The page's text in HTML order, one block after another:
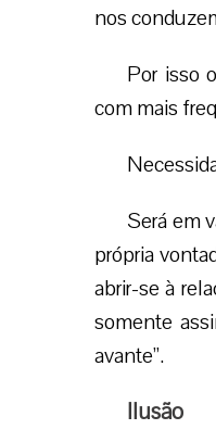
nos
Por isso
com mais
Será em
própria
abrir-se à
somente
avante”.
Ilusão